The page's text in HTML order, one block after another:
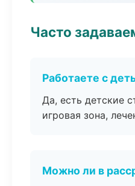
Часто
Работаете с
Да, есть детские
игровая зона,
Можно ли в